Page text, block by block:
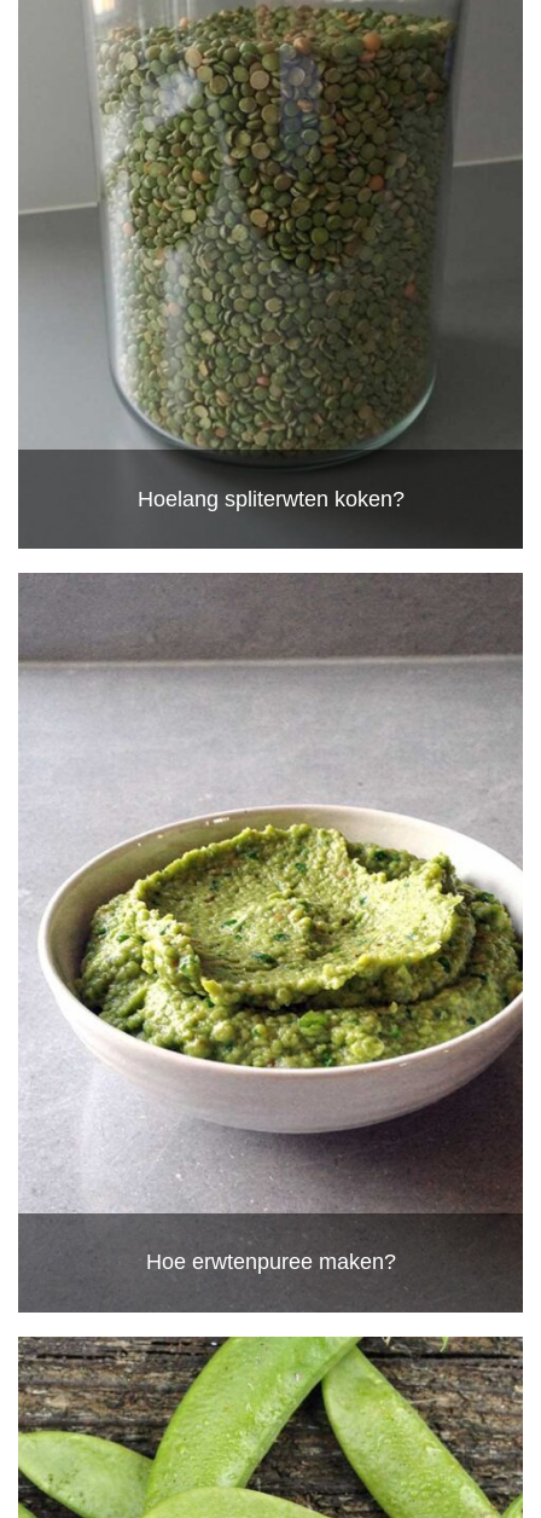
Hoelang spliterwten koken?
Hoe erwtenpuree maken?